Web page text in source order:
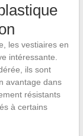
les vestiaires en
intéressante.
ils sont
avantage dans
résistants
à certains